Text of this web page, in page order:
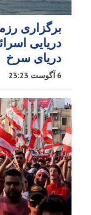
برگزاری
دریایی
دریای سرخ​
6 آگوست 23:23